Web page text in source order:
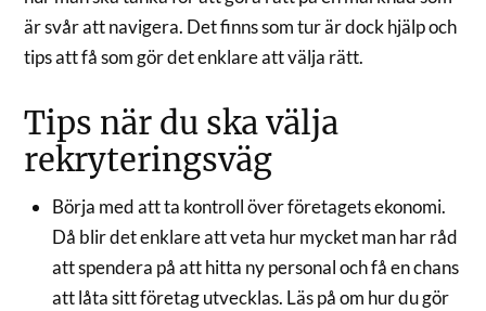
är svår att navigera. Det finns som tur är dock hjälp och
tips att få som gör det enklare att välja rätt.
Tips när du ska välja
rekryteringsväg
Börja med att ta kontroll över företagets ekonomi.
Då blir det enklare att veta hur mycket man har råd
att spendera på att hitta ny personal och få en chans
att låta sitt företag utvecklas. Läs på om hur du gör